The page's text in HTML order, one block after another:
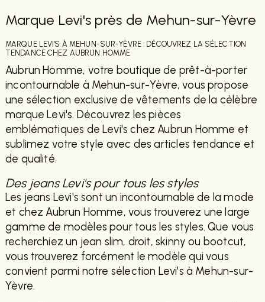
Marque Levi's près de Mehun-sur-Yèvre
MARQUE LEVI'S À MEHUN-SUR-YÈVRE : DÉCOUVREZ LA SÉLECTION
TENDANCE CHEZ AUBRUN HOMME
Aubrun Homme, votre boutique de prêt-à-porter
incontournable à Mehun-sur-Yèvre, vous propose
une sélection exclusive de vêtements de la célèbre
marque Levi's. Découvrez les pièces
emblématiques de Levi's chez Aubrun Homme et
sublimez votre style avec des articles tendance et
de qualité.
Des jeans Levi's pour tous les styles
Les jeans Levi's sont un incontournable de la mode
et chez Aubrun Homme, vous trouverez une large
gamme de modèles pour tous les styles. Que vous
recherchiez un jean slim, droit, skinny ou bootcut,
vous trouverez forcément le modèle qui vous
convient parmi notre sélection Levi's à Mehun-sur-
Yèvre.